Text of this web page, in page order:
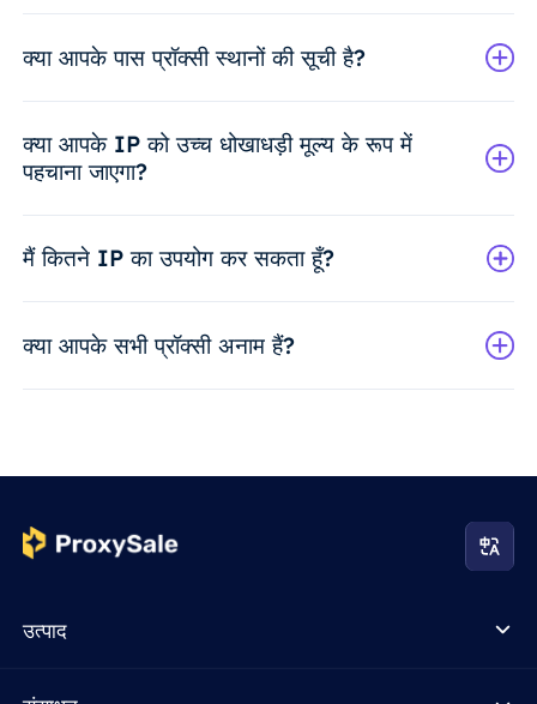
क्या आपके पास प्रॉक्सी स्थानों की सूची है?
क्या आपके IP को उच्च धोखाधड़ी मूल्य के रूप में
पहचाना जाएगा?
मैं कितने IP का उपयोग कर सकता हूँ?
क्या आपके सभी प्रॉक्सी अनाम हैं?
उत्पाद